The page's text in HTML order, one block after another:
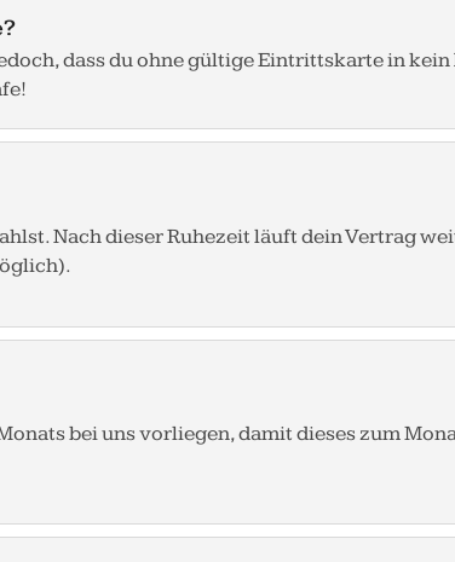
dass du ohne gültige Eintrittskarte in kein
Nach dieser Ruhezeit läuft dein Vertrag
bei uns vorliegen, damit dieses zum